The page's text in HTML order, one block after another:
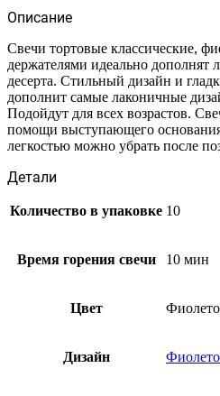
Описание
Свечи тортовые классические,
держателями идеально дополнят
десерта. Стильный дизайн и
дополнит самые лаконичные
Подойдут для всех возрастов.
помощи выступающего основания
легкостью можно убрать после
Детали
Количество в упаковке 10
Время горения свечи 10 мин
Цвет
Дизайн